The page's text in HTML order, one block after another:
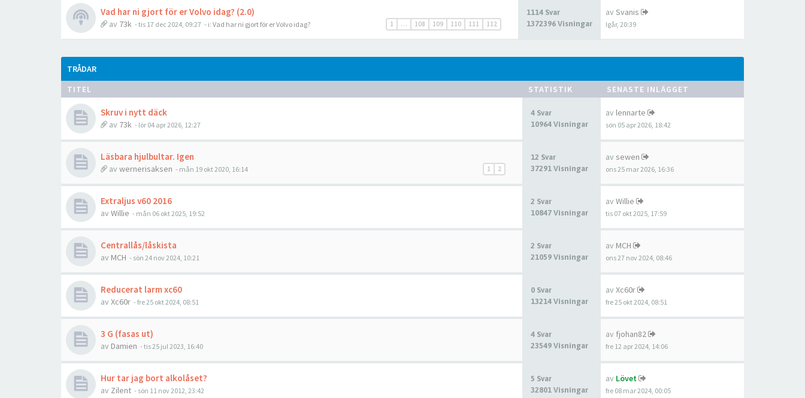
Vad har ni gjort för er Volvo idag? (2.0)
1 … 108 109 110 111 112
av 73k - tis 17 dec 2024, 09:27 - i: Vad har ni gjort för er Volvo idag?
1114 Svar
1372396 Visningar
av Svanis
Igår, 20:39
TRÅDAR
TITEL
STATISTIK SENASTE INLÄGGET
Skruv i nytt däck
av 73k - lör 04 apr 2026, 12:27
4 Svar
10964 Visningar
av lennarte
sön 05 apr 2026, 18:42
Läsbara hjulbultar. Igen
1 2
av wernerisaksen - mån 19 okt 2020, 16:14
12 Svar
37291 Visningar
av sewen
ons 25 mar 2026, 16:36
Extraljus v60 2016
av Willie - mån 06 okt 2025, 19:52
2 Svar
10847 Visningar
av Willie
tis 07 okt 2025, 17:59
Centrallås/låskista
av MCH - sön 24 nov 2024, 10:21
2 Svar
21059 Visningar
av MCH
ons 27 nov 2024, 08:46
Reducerat larm xc60
av Xc60r - fre 25 okt 2024, 08:51
0 Svar
13214 Visningar
av Xc60r
fre 25 okt 2024, 08:51
3 G (fasas ut)
av Damien - tis 25 jul 2023, 16:40
4 Svar
23549 Visningar
av fjohan82
fre 12 apr 2024, 14:06
Hur tar jag bort alkolåset?
av Zilent - sön 11 nov 2012, 23:42
5 Svar
32801 Visningar
av Lövet
fre 08 mar 2024, 00:05